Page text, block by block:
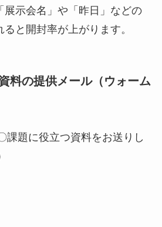
展示会名」や「昨日」などの
と開封率が上がります。
料の提供メール（ウォーム
課題に役立つ資料をお送りし